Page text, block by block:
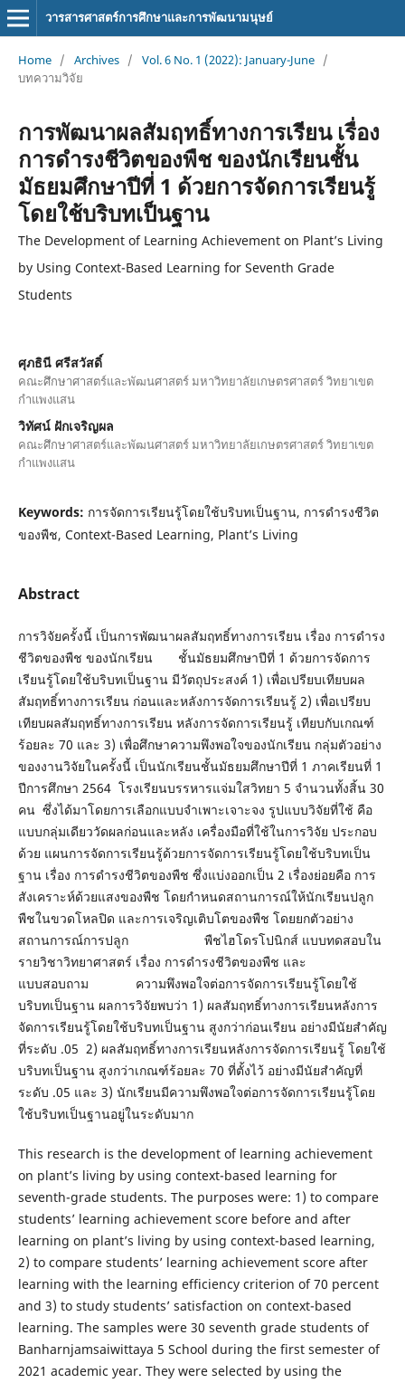
วารสารศาสตร์การศึกษาและการพัฒนามนุษย์
Home / Archives / Vol. 6 No. 1 (2022): January-June /
บทความวิจัย
การพัฒนาผลสัมฤทธิ์ทางการเรียน เรื่อง
การดำรงชีวิตของพืช ของนักเรียนชั้น
มัธยมศึกษาปีที่ 1 ด้วยการจัดการเรียนรู้
โดยใช้บริบทเป็นฐาน
The Development of Learning Achievement on Plant’s Living
by Using Context-Based Learning for Seventh Grade
Students
ศุภธินี ศรีสวัสดิ์
คณะศึกษาศาสตร์และพัฒนศาสตร์ มหาวิทยาลัยเกษตรศาสตร์ วิทยาเขต
กำแพงแสน
วิทัศน์ ฝักเจริญผล
คณะศึกษาศาสตร์และพัฒนศาสตร์ มหาวิทยาลัยเกษตรศาสตร์ วิทยาเขต
กำแพงแสน
Keywords: การจัดการเรียนรู้โดยใช้บริบทเป็นฐาน, การดำรงชีวิต
ของพืช, Context-Based Learning, Plant’s Living
Abstract
การวิจัยครั้งนี้ เป็นการพัฒนาผลสัมฤทธิ์ทางการเรียน เรื่อง การดำรง
ชีวิตของพืช ของนักเรียน ชั้นมัธยมศึกษาปีที่ 1 ด้วยการจัดการ
เรียนรู้โดยใช้บริบทเป็นฐาน มีวัตถุประสงค์ 1) เพื่อเปรียบเทียบผล
สัมฤทธิ์ทางการเรียน ก่อนและหลังการจัดการเรียนรู้ 2) เพื่อเปรียบ
เทียบผลสัมฤทธิ์ทางการเรียน หลังการจัดการเรียนรู้ เทียบกับเกณฑ์
ร้อยละ 70 และ 3) เพื่อศึกษาความพึงพอใจของนักเรียน กลุ่มตัวอย่าง
ของงานวิจัยในครั้งนี้ เป็นนักเรียนชั้นมัธยมศึกษาปีที่ 1 ภาคเรียนที่ 1
ปีการศึกษา 2564 โรงเรียนบรรหารแจ่มใสวิทยา 5 จำนวนทั้งสิ้น 30
คน ซึ่งได้มาโดยการเลือกแบบจำเพาะเจาะจง รูปแบบวิจัยที่ใช้ คือ
แบบกลุ่มเดียววัดผลก่อนและหลัง เครื่องมือที่ใช้ในการวิจัย ประกอบ
ด้วย แผนการจัดการเรียนรู้ด้วยการจัดการเรียนรู้โดยใช้บริบทเป็น
ฐาน เรื่อง การดำรงชีวิตของพืช ซึ่งแบ่งออกเป็น 2 เรื่องย่อยคือ การ
สังเคราะห์ด้วยแสงของพืช โดยกำหนดสถานการณ์ให้นักเรียนปลูก
พืชในขวดโหลปิด และการเจริญเติบโตของพืช โดยยกตัวอย่าง
สถานการณ์การปลูก พืชไฮโดรโปนิกส์ แบบทดสอบใน
รายวิชาวิทยาศาสตร์ เรื่อง การดำรงชีวิตของพืช และ
แบบสอบถาม ความพึงพอใจต่อการจัดการเรียนรู้โดยใช้
บริบทเป็นฐาน ผลการวิจัยพบว่า 1) ผลสัมฤทธิ์ทางการเรียนหลังการ
จัดการเรียนรู้โดยใช้บริบทเป็นฐาน สูงกว่าก่อนเรียน อย่างมีนัยสำคัญ
ที่ระดับ .05 2) ผลสัมฤทธิ์ทางการเรียนหลังการจัดการเรียนรู้ โดยใช้
บริบทเป็นฐาน สูงกว่าเกณฑ์ร้อยละ 70 ที่ตั้งไว้ อย่างมีนัยสำคัญที่
ระดับ .05 และ 3) นักเรียนมีความพึงพอใจต่อการจัดการเรียนรู้โดย
ใช้บริบทเป็นฐานอยู่ในระดับมาก
This research is the development of learning achievement
on plant’s living by using context-based learning for
seventh-grade students. The purposes were: 1) to compare
students’ learning achievement score before and after
learning on plant’s living by using context-based learning,
2) to compare students’ learning achievement score after
learning with the learning efficiency criterion of 70 percent
and 3) to study students’ satisfaction on context-based
learning. The samples were 30 seventh grade students of
Banharnjamsaiwittaya 5 School during the first semester of
2021 academic year. They were selected by using the